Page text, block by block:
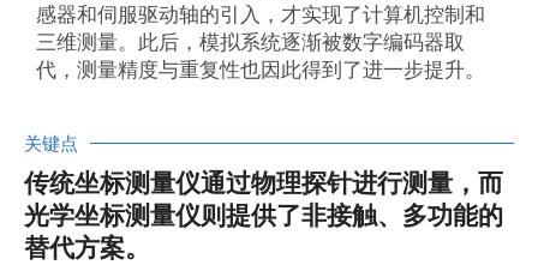
感器和伺服驱动轴的引入，才实现了计算机控制和
三维测量。此后，模拟系统逐渐被数字编码器取
代，测量精度与重复性也因此得到了进一步提升。
关键点
传统坐标测量仪通过物理探针进行测量，而
光学坐标测量仪则提供了非接触、多功能的
替代方案。